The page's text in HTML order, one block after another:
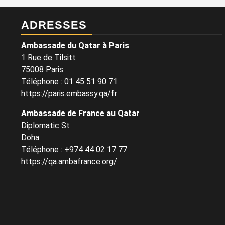
ADRESSES
Ambassade du Qatar à Paris
1 Rue de Tilsitt
75008 Paris
Téléphone : 01 45 51 90 71
https://paris.embassy.qa/fr
Ambassade de France au Qatar
Diplomatic St
Doha
Téléphone : +974 44 02 17 77
https://qa.ambafrance.org/